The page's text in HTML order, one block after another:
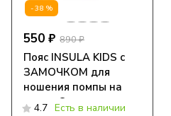
-38%
550 ₽ 890 ₽
Пояс INSULA KIDS с
ЗАМОЧКОМ для
ношения помпы на
талии Совушки
4.7 Есть в наличии